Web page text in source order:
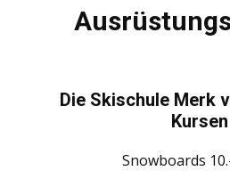
Die Skischule Merk
Kursen
Snowboards